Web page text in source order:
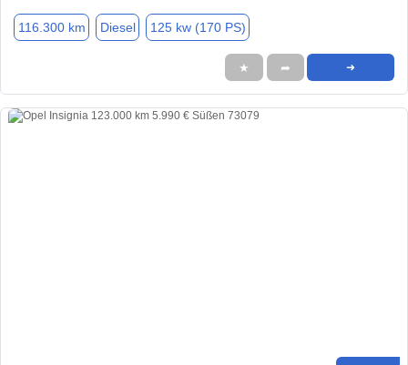
116.300 km Diesel 125 kw (170 PS)
★ ➦ ➜